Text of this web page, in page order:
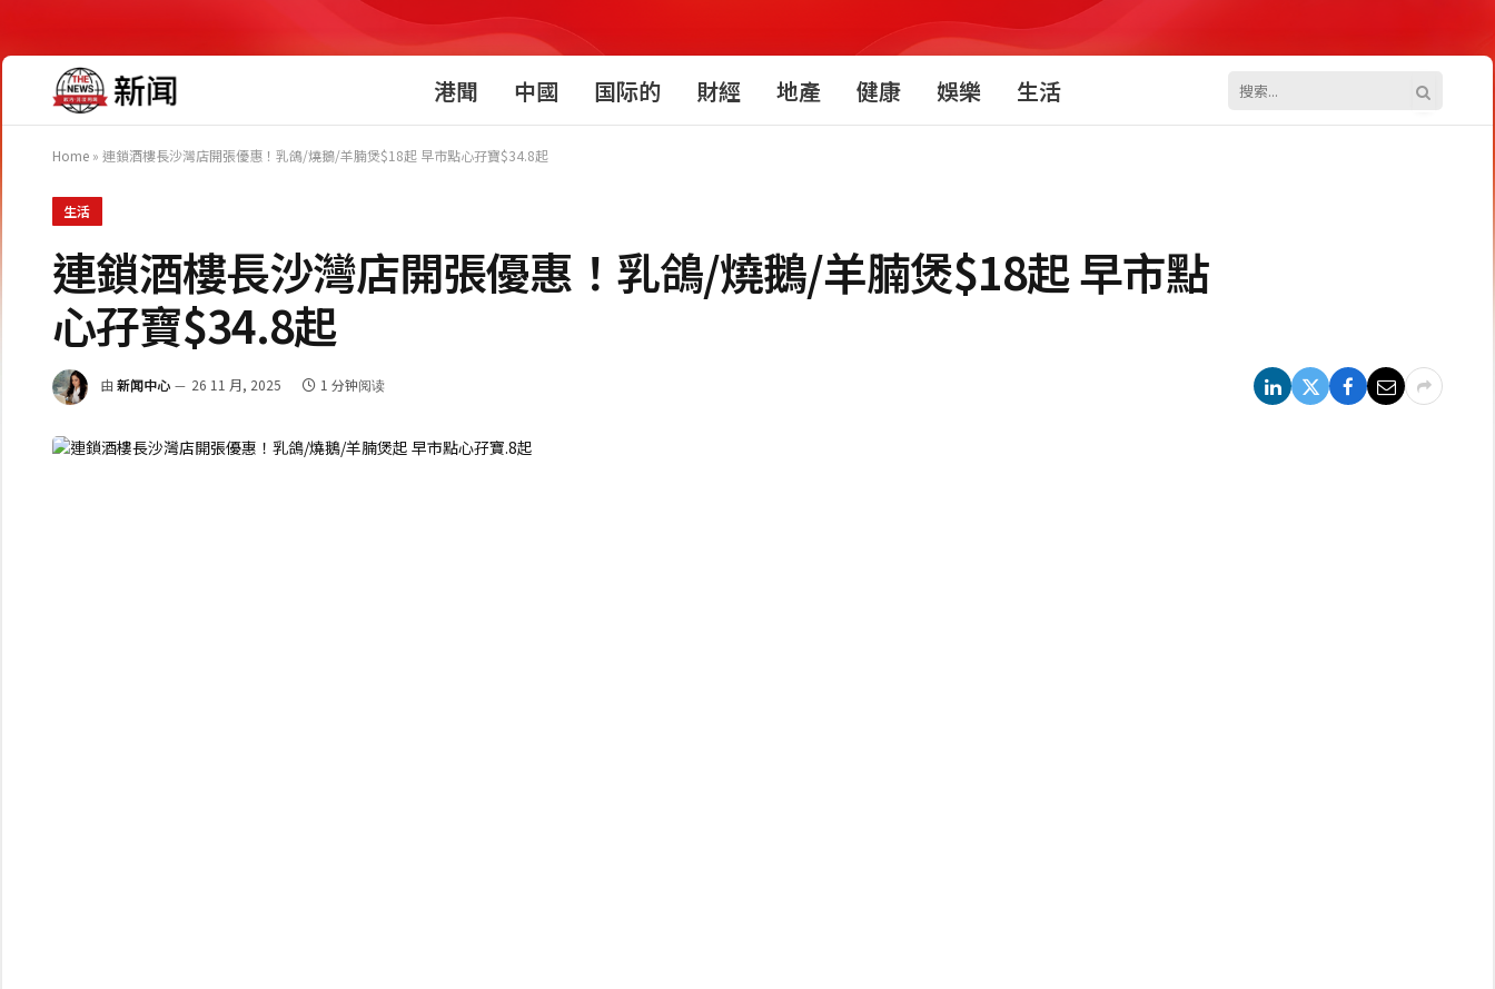
港聞 中國 国际的 財經 地產 健康 娛樂 生活
Home » 連鎖酒樓長沙灣店開張優惠！乳鴿/燒鵝/羊腩煲$18起 早市點心孖寶$34.8起
生活
連鎖酒樓長沙灣店開張優惠！乳鴿/燒鵝/羊腩煲$18起 早市點
心孖寶$34.8起
由 新闻中心 26 11 月, 2025 1 分钟阅读